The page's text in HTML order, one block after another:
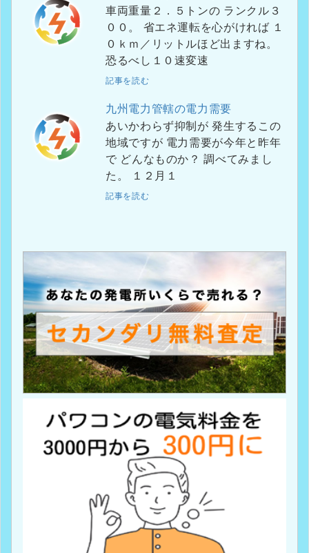
車両重量２．５トンの ランクル３
００。 省エネ運転を心がければ １
０ｋｍ／リットルほど出ますね。
恐るべし１０速変速
記事を読む
九州電力管轄の電力需要
あいかわらず抑制が 発生するこの
地域ですが 電力需要が今年と昨年
で どんなものか？ 調べてみまし
た。 １２月１
記事を読む